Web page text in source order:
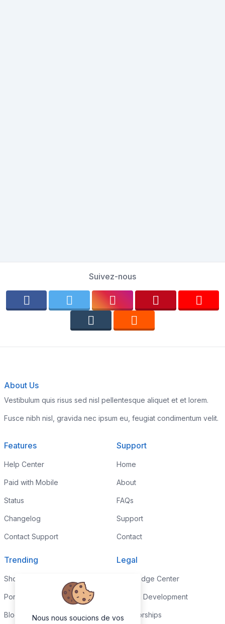
Suivez-nous
About Us
Vestibulum quis risus sed nisl pellentesque aliquet et et lorem.
Fusce nibh nisl, gravida nec ipsum eu, feugiat condimentum velit.
Features
Help Center
Paid with Mobile
Status
Changelog
Contact Support
Support
Home
About
FAQs
Support
Contact
Trending
Shop
Portfolio
Blog
Legal
Knowledge Center
Custom Development
Sponsorships
Nous nous soucions de vos